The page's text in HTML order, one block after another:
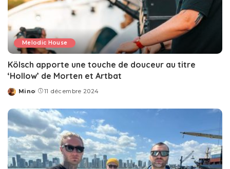
Melodic House
Kölsch apporte une touche de douceur au titre
‘Hollow’ de Morten et Artbat
Posted
Mino 11 décembre 2024